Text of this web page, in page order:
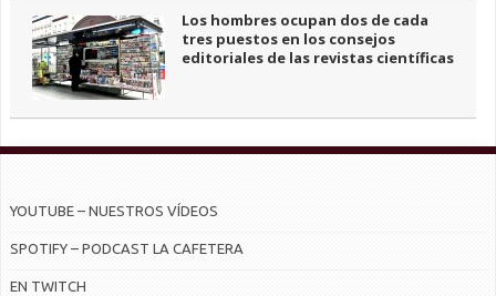
Los hombres ocupan dos de cada
tres puestos en los consejos
editoriales de las revistas científicas
YOUTUBE – NUESTROS VÍDEOS
SPOTIFY – PODCAST LA CAFETERA
EN TWITCH